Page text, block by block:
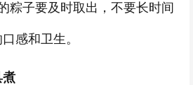
粽子要及时取出，不要长时间
感和卫生。
煮